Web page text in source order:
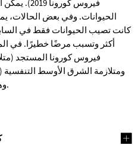
فيروس
الحيوانات. وفي بعض الحالات،
كانت تصيب الحيوانات فقط في
أكثر وتسبب مرضًا خطيرًا. في
فيروس كورونا المستجد
ومتلازمة الشرق الأوسط
وهذا ينطبق أيضًا على فيروس كورونا.